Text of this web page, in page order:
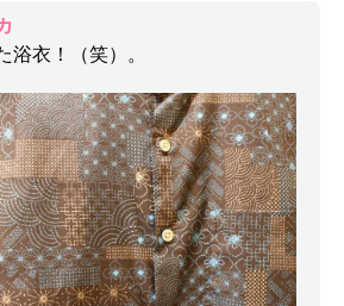
浴衣！（笑）。